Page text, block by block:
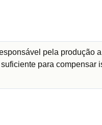
pela produção
para compensar